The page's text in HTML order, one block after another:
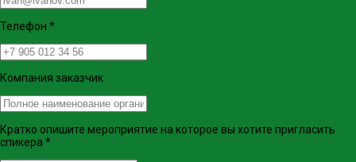
Телефон *
Компания заказчик
Кратко опишите мероприятие на которое вы хотите пригласить
спикера *